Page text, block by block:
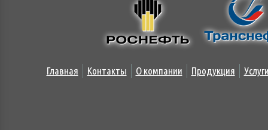
Главная Контакты О компании Продукция